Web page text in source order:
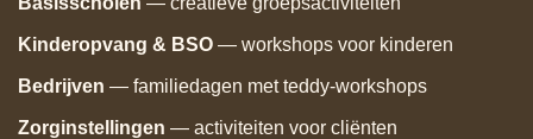
Kinderopvang & BSO — workshops voor kinderen
Bedrijven — familiedagen met teddy‑workshops
Zorginstellingen — activiteiten voor cliënten